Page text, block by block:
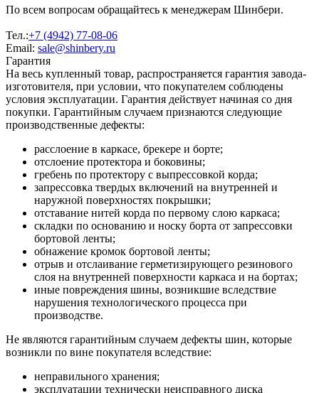
По всем вопросам обращайтесь к менеджерам Шинбери.
Тел.:+7 (4942) 77-08-06
Email: sale@shinbery.ru
Гарантия
На весь купленный товар, распространяется гарантия завода-
изготовителя, при условии, что покупателем соблюдены
условия эксплуатации. Гарантия действует начиная со дня
покупки. Гарантийным случаем признаются следующие
производственные дефекты:
расслоение в каркасе, брекере и борте;
отслоение протектора и боковины;
гребень по протектору с выпрессовкой корда;
запрессовка твердых включений на внутренней и
наружной поверхностях покрышки;
отставание нитей корда по первому слою каркаса;
складки по основанию и носку борта от запрессовки
бортовой ленты;
обнажение кромок бортовой ленты;
отрыв и отслаивание герметизирующего резинового
слоя на внутренней поверхности каркаса и на бортах;
иные повреждения шины, возникшие вследствие
нарушения технологического процесса при
производстве.
Не являются гарантийным случаем дефекты шин, которые
возникли по вине покупателя вследствие:
неправильного хранения;
эксплуатации технически неисправного диска